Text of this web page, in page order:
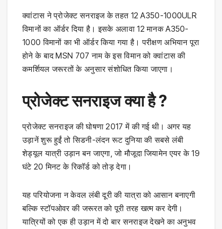
क्वांटास ने प्रोजेक्ट सनराइज के तहत 12 A350-1000ULR
विमानों का ऑर्डर दिया है। इसके अलावा 12 मानक A350-
1000 विमानों का भी ऑर्डर किया गया है। परीक्षण अभियान पूरा
होने के बाद MSN 707 नाम के इस विमान को क्वांटास की
कमर्शियल जरूरतों के अनुसार संशोधित किया जाएगा।
प्रोजेक्ट सनराइज क्या है ?
प्रोजेक्ट सनराइज की घोषणा 2017 में की गई थी। अगर यह
उड़ानें शुरू हुईं तो सिडनी-लंदन रूट दुनिया की सबसे लंबी
शेड्यूल यात्री उड़ान बन जाएगा, जो मौजूदा जियामेन एयर के 19
घंटे 20 मिनट के रिकॉर्ड को तोड़ देगा।
यह परियोजना न केवल लंबी दूरी की यात्रा को आसान बनाएगी
बल्कि स्टॉपओवर की जरूरत को पूरी तरह खत्म कर देगी।
यात्रियों को एक ही उड़ान में दो बार सनराइज देखने का अनुभव